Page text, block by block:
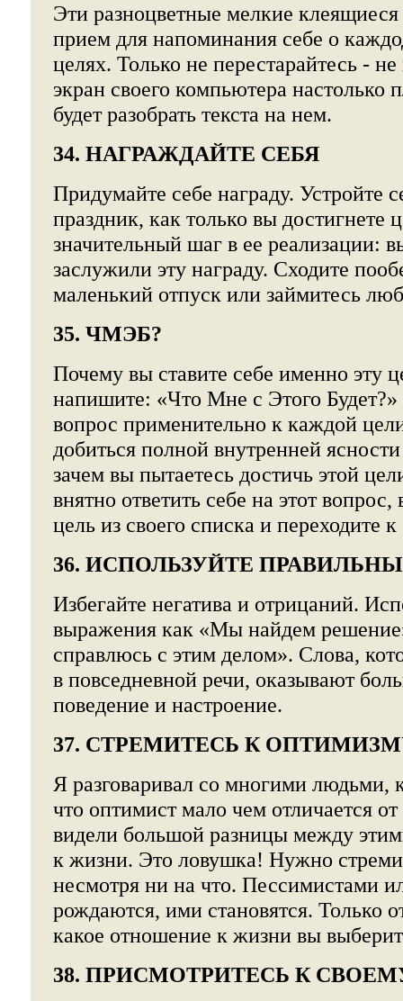
Эти разноцветные мелкие
прием для напоминания себе о
целях. Только не перестарайтесь -
экран своего компьютера настолько
будет разобрать текста на нем.
34. НАГРАЖДАЙТЕ СЕБЯ
Придумайте себе награду. Устройте
праздник, как только вы достигнете
значительный шаг в ее реализации:
заслужили эту награду. Сходите
маленький отпуск или займитесь
35. ЧМЭБ?
Почему вы ставите себе именно эту
напишите: «Что Мне с Этого Будет?»
вопрос применительно к каждой
добиться полной внутренней
зачем вы пытаетесь достичь этой
внятно ответить себе на этот вопрос,
цель из своего списка и переходите
36. ИСПОЛЬЗУЙТЕ
Избегайте негатива и отрицаний.
выражения как «Мы найдем
справлюсь с этим делом». Слова,
в повседневной речи, оказывают
поведение и настроение.
37. СТРЕМИТЕСЬ К
Я разговаривал со многими людьми,
что оптимист мало чем отличается
видели большой разницы между
к жизни. Это ловушка! Нужно
несмотря ни на что. Пессимистами
рождаются, ими становятся. Только
какое отношение к жизни вы
38. ПРИСМОТРИТЕСЬ К